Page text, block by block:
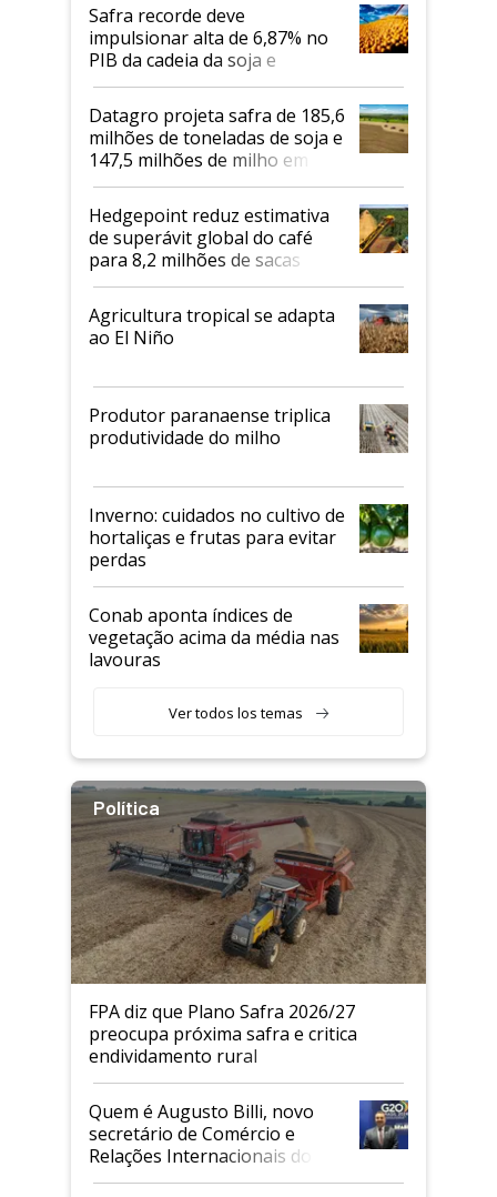
Safra recorde deve
impulsionar alta de 6,87% no
PIB da cadeia da soja e
biodiesel em 2026
Datagro projeta safra de 185,6
milhões de toneladas de soja e
147,5 milhões de milho em
2026/27
Hedgepoint reduz estimativa
de superávit global do café
para 8,2 milhões de sacas
Agricultura tropical se adapta
ao El Niño
Produtor paranaense triplica
produtividade do milho
Inverno: cuidados no cultivo de
hortaliças e frutas para evitar
perdas
Conab aponta índices de
vegetação acima da média nas
lavouras
Ver todos los temas
Política
FPA diz que Plano Safra 2026/27
preocupa próxima safra e critica
endividamento rural
Quem é Augusto Billi, novo
secretário de Comércio e
Relações Internacionais do
Mapa